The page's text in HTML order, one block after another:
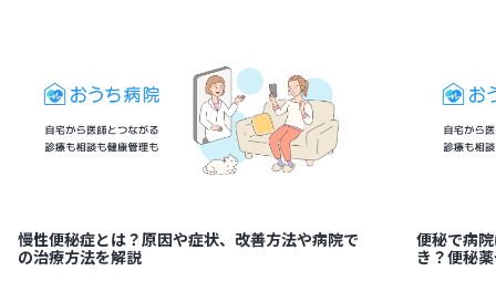
慢性便秘症とは？原因や症状、改善方法や病院で
の治療方法を解説
便秘で病
き？便秘